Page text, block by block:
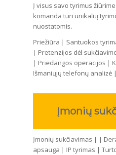
Į visus savo tyrimus
komanda turi unikalių
nuostatomis.
Priežiūra | Santuokos
| Pretenzijos dėl
| Priedangos operacijos |
Išmaniųjų telefonų analizė
Įmonių
Įmonių sukčiavimas | |
apsauga | IP tyrimas |